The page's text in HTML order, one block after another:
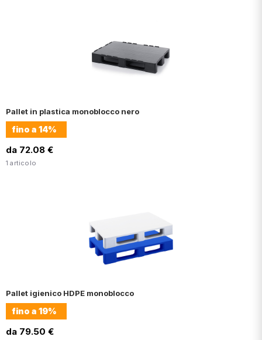
Pallet in plastica monoblocco nero
fino a 14%
da 72.08 €
1 articolo
Pallet igienico HDPE monoblocco
fino a 19%
da 79.50 €